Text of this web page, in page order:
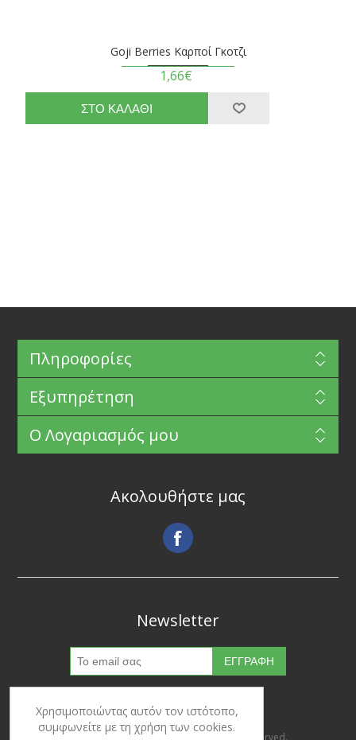
Goji Berries Καρποί Γκοτζι
1,66€
Πληροφορίες
Εξυπηρέτηση
Ο Λογαριασμός μου
Ακολουθήστε μας
Newsletter
Copyright © 2026 Ypertrofes. All rights reserved.
Χρησιμοποιώντας αυτόν τον ιστότοπο,
συμφωνείτε με τη χρήση των cookies.